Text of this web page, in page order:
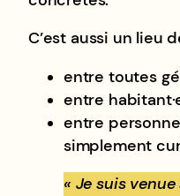
C’est aussi un lieu
entre toutes
entre
entre
simplement
« Je suis